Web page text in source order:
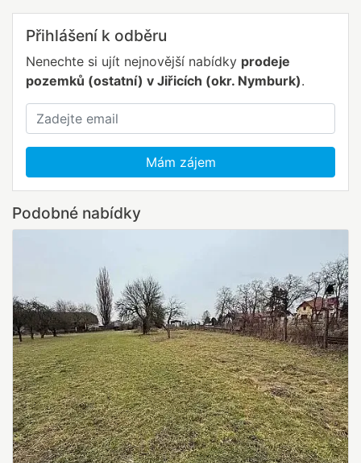
Přihlášení k odběru
Nenechte si ujít nejnovější nabídky prodeje
pozemků (ostatní) v Jiřicích (okr. Nymburk).
Mám zájem
Podobné nabídky